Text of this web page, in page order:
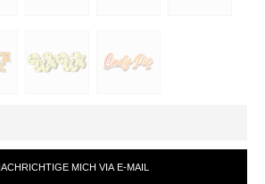
MICH VIA E-MAIL